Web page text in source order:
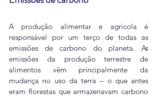
A produção alimentar e agrícola é
responsável por um terço de todas as
emissões de carbono do planeta. As
emissões da produção terrestre de
alimentos vêm principalmente da
mudança no uso da terra – o que antes
eram florestas que armazenavam carbono